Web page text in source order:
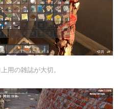
用の雑誌が大切。